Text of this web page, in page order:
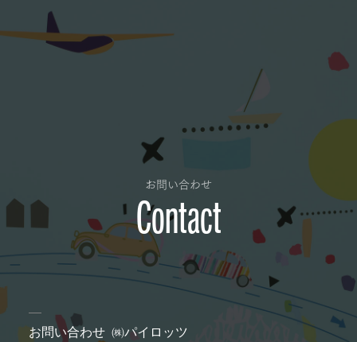
お問い合わせ
Contact
お問い合わせ ㈱パイロッツ